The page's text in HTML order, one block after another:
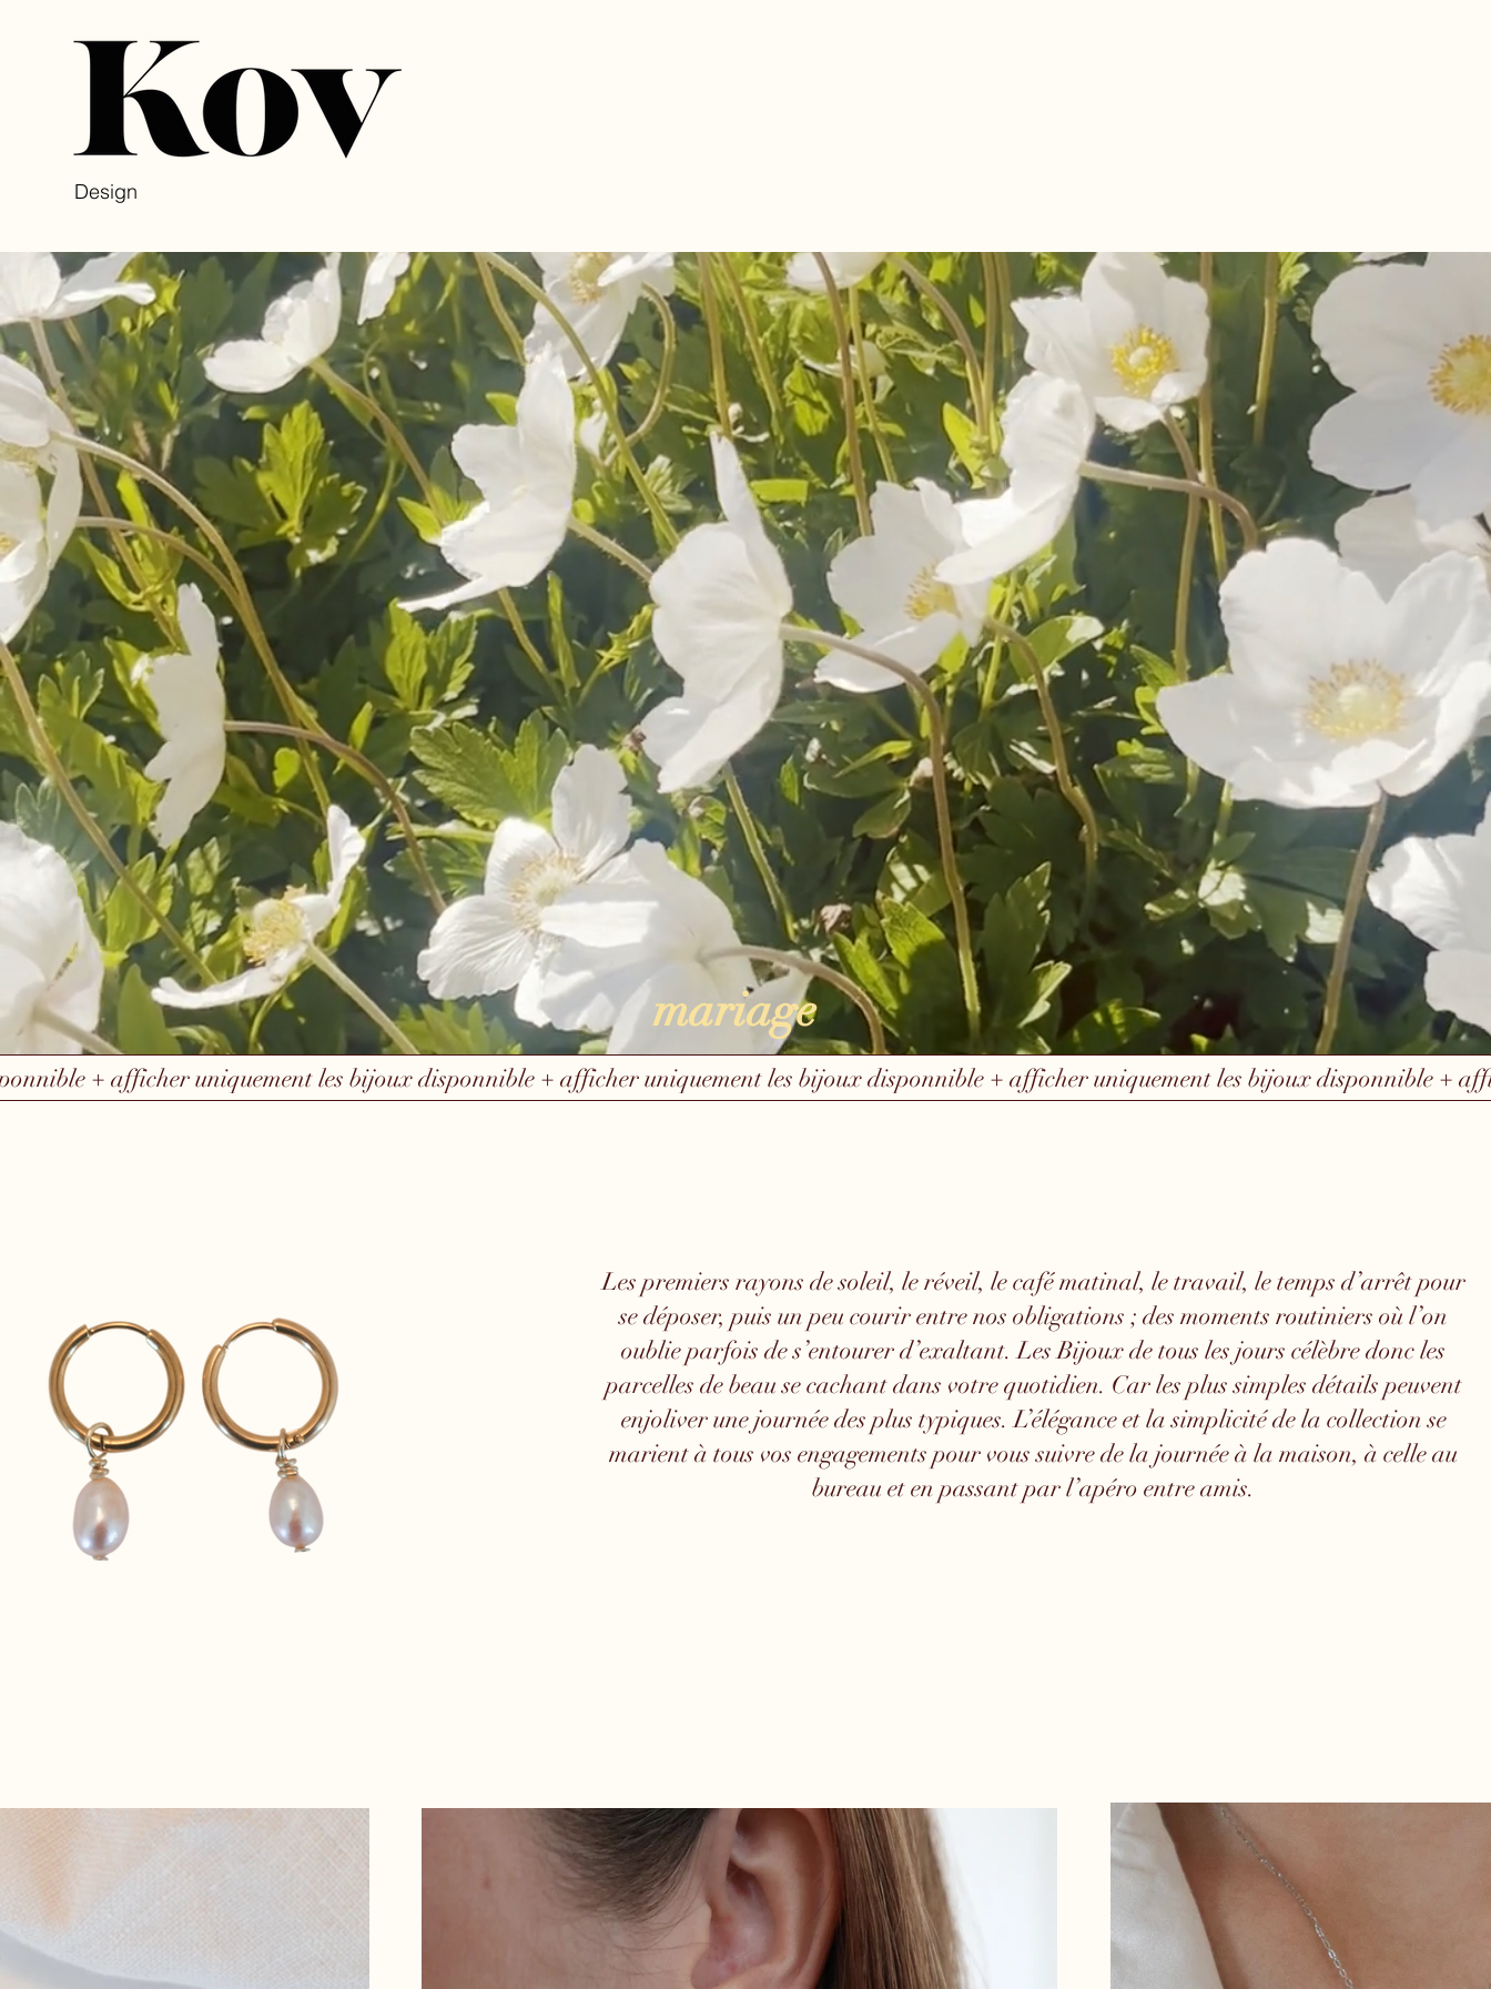
Design
mariage
+ afficher uniquement les bijoux disponnible + afficher uniquement les bijoux disponnible + afficher uniquement les bijoux disponnible +
Les premiers rayons de soleil, le réveil, le café matinal, le travail, le temps d’arrêt pour
se déposer, puis un peu courir entre nos obligations ; des moments routiniers où l’on
oublie parfois de s’entourer d’exaltant. Les Bijoux de tous les jours célèbre donc les
parcelles de beau se cachant dans votre quotidien. Car les plus simples détails peuvent
enjoliver une journée des plus typiques. L’élégance et la simplicité de la collection se
marient à tous vos engagements pour vous suivre de la journée à la maison, à celle au
bureau et en passant par l’apéro entre amis.